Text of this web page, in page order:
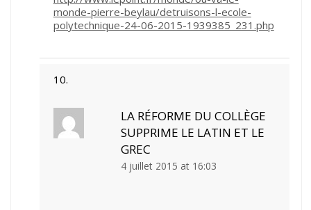
monde-pierre-beylau/detruisons-l-ecole-
polytechnique-24-06-2015-1939385_231.php
LA RÉFORME DU COLLÈGE
SUPPRIME LE LATIN ET LE
GREC
4 juillet 2015 at 16:03